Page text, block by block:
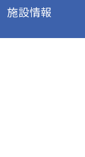
施設情報